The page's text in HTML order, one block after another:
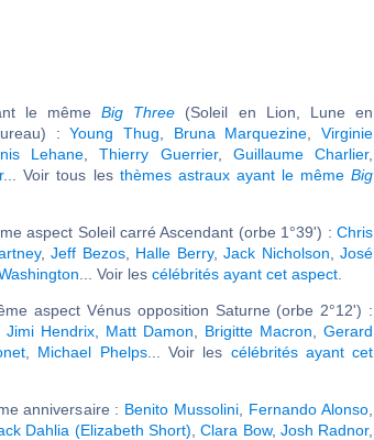
le même Big Three (Soleil en Lion, Lune en
:Young Thug Bruna Marquezine ,Virginie
Lehane ,Thierry Guerrier, Guillaume Charlier,
... Voir tous les thèmes astraux ayant le mêmeBig
aspect Soleil carré Ascendant (orbe 1°39') : Chris
,Jeff Bezos, Halle Berry,Jack Nicholson ,José
... Voir les célébrités ayant cet aspect
aspect Vénus opposition Saturne (orbe 2°12') :
Jimi Hendrix Matt Damon Brigitte Macron
Gerard
Michael Phelps... Voir les célébrités ayant cet
anniversaire : Benito Mussolini Fernando Alonso
Dahlia (Elizabeth Short) ,Clara Bow, Josh Radnor,